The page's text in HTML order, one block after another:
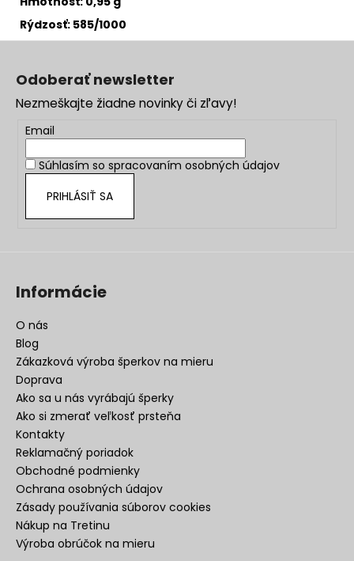
Rýdzosť: 585/1000
Odoberať newsletter
Nezmeškajte žiadne novinky či zľavy!
Email
Súhlasím so spracovaním osobných údajov
PRIHLÁSIŤ SA
Informácie
O nás
Blog
Zákazková výroba šperkov na mieru
Doprava
Ako sa u nás vyrábajú šperky
Ako si zmerať veľkosť prsteňa
Kontakty
Reklamačný poriadok
Obchodné podmienky
Ochrana osobných údajov
Zásady používania súborov cookies
Nákup na Tretinu
Výroba obrúčok na mieru